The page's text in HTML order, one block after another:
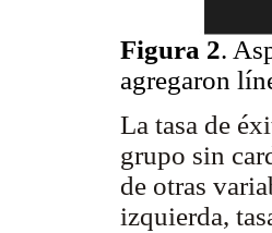
Figura 2.
agregaron
La tasa de
grupo sin
de otras
izquierda,